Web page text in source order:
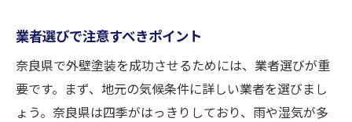
汚れにくくするための工夫
美観と機能性を両立させるためのコツ
施工後のフォローアップが重要な理由
奈良県で外壁塗装業者を選ぶ際の重要なポイン
業者選びで注意すべきポイント
奈良県で外壁塗装を成功させるためには、業者選びが重
要です。まず、地元の気候条件に詳しい業者を選びまし
ょう。奈良県は四季がはっきりしており、雨や湿気が多